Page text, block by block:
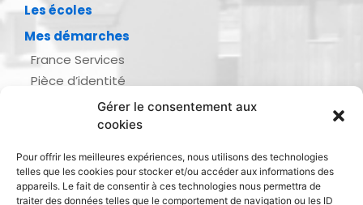
Gérer le consentement aux
cookies
Pour offrir les meilleures expériences, nous utilisons des technologies
telles que les cookies pour stocker et/ou accéder aux informations des
appareils. Le fait de consentir à ces technologies nous permettra de
traiter des données telles que le comportement de navigation ou les ID
Les écoles
Mes démarches
France Services
Pièce d’identité
Demande d’actes d’état civil
Inscription listes électorales
Recensement militaire